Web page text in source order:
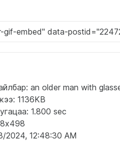
an older man with
1136KB
1.800 sec
2024, 12:48:30 AM